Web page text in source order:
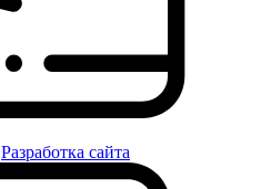
Разработка сайта